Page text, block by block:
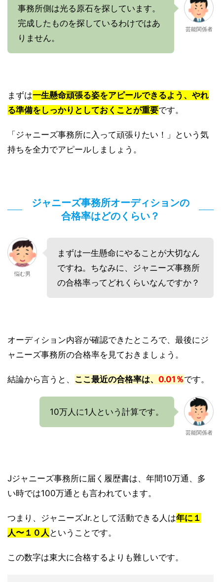
事務所側は光る原石を探しています。
完成したものを探しているわけではあ
りません。
芸能関係者
まずは一生懸命頑張る姿をアピールできるよう、やれ
る準備をしっかりとしておくことが重要です。
「ジャニーズ事務所に入って頑張りたい！」という気
持ちを全力でアピールしましょう。
ジャニーズ事務所オーディションの
合格率はどのくらい？
悩む男
まずは一生懸命にやることが大切なん
ですね。ちなみに、ジャニーズ事務所
の合格率ってどれくらいなんですか？
オーディション内容が確認できたところで、最後にジ
ャニーズ事務所の合格率を見ておきましょう。
結論から言うと、 ここ最近の合格率は、 0.01％です。
10万人に1人という計算です。
芸能関係者
Jジャニーズ事務所に届く履歴書は、年間10万通、多
い時では100万通とも言われています。
つまり、ジャニーズJr.として活動できる人は年に１
人〜１０人 ということです。
この数字は東大に合格するよりも難しいです。